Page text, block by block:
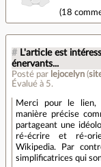
(18
# L'article est
énervants...
Posté par lejocelyn (
Évalué à 5.
Merci pour le lien,
manière précise
partageant une
ré-écrire et ré-
Wikipedia. Par
simplificatrices qui